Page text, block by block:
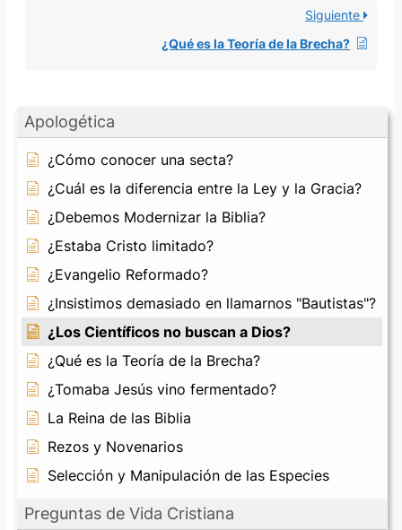
Apologética
¿Cómo conocer una secta?
¿Cuál es la diferencia entre la Ley y la Gracia?
¿Debemos Modernizar la Biblia?
¿Estaba Cristo limitado?
¿Evangelio Reformado?
¿Insistimos demasiado en llamarnos "Bautistas"?
¿Los Científicos no buscan a Dios?
¿Qué es la Teoría de la Brecha?
¿Tomaba Jesús vino fermentado?
La Reina de las Biblia
Rezos y Novenarios
Selección y Manipulación de las Especies
Preguntas de Vida Cristiana
Siguiente
¿Qué es la Teoría de la Brecha?